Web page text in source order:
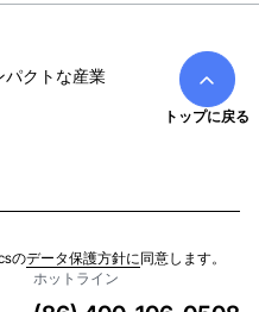
パクトな産業
のデータ保護方針に 同意します。
ホットライン
トップに戻る